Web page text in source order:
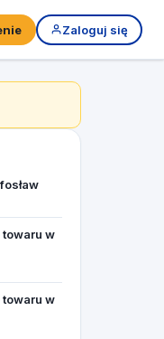
Zaloguj się
w
w